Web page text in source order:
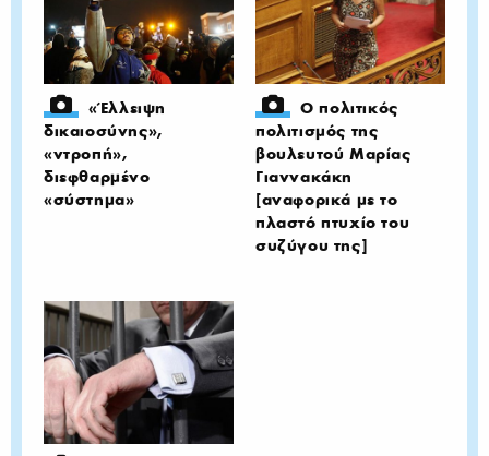
«Έλλειψη
δικαιοσύνης»,
«ντροπή»,
διεφθαρμένο
«σύστημα»
Ο πολιτικός
πολιτισμός της
βουλευτού Μαρίας
Γιαννακάκη
[αναφορικά με το
πλαστό πτυχίο του
συζύγου της]